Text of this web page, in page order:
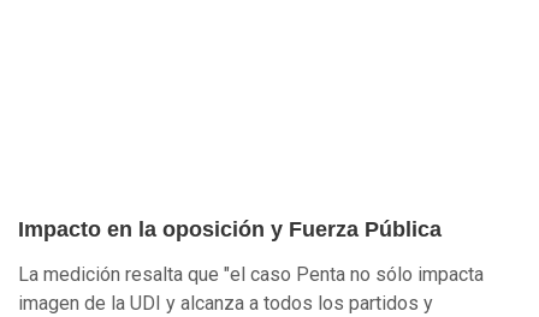
Impacto en la oposición y Fuerza Pública
La medición resalta que "el caso Penta no sólo impacta
imagen de la UDI y alcanza a todos los partidos y